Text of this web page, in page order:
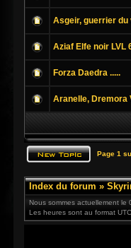
Asgeir, guerrier du
Aziaf Elfe noir LVL
Forza Daedra .....
Aranelle, Dremora
Page 1
Index du forum »
Nous sommes actuellement le
Les heures sont au format